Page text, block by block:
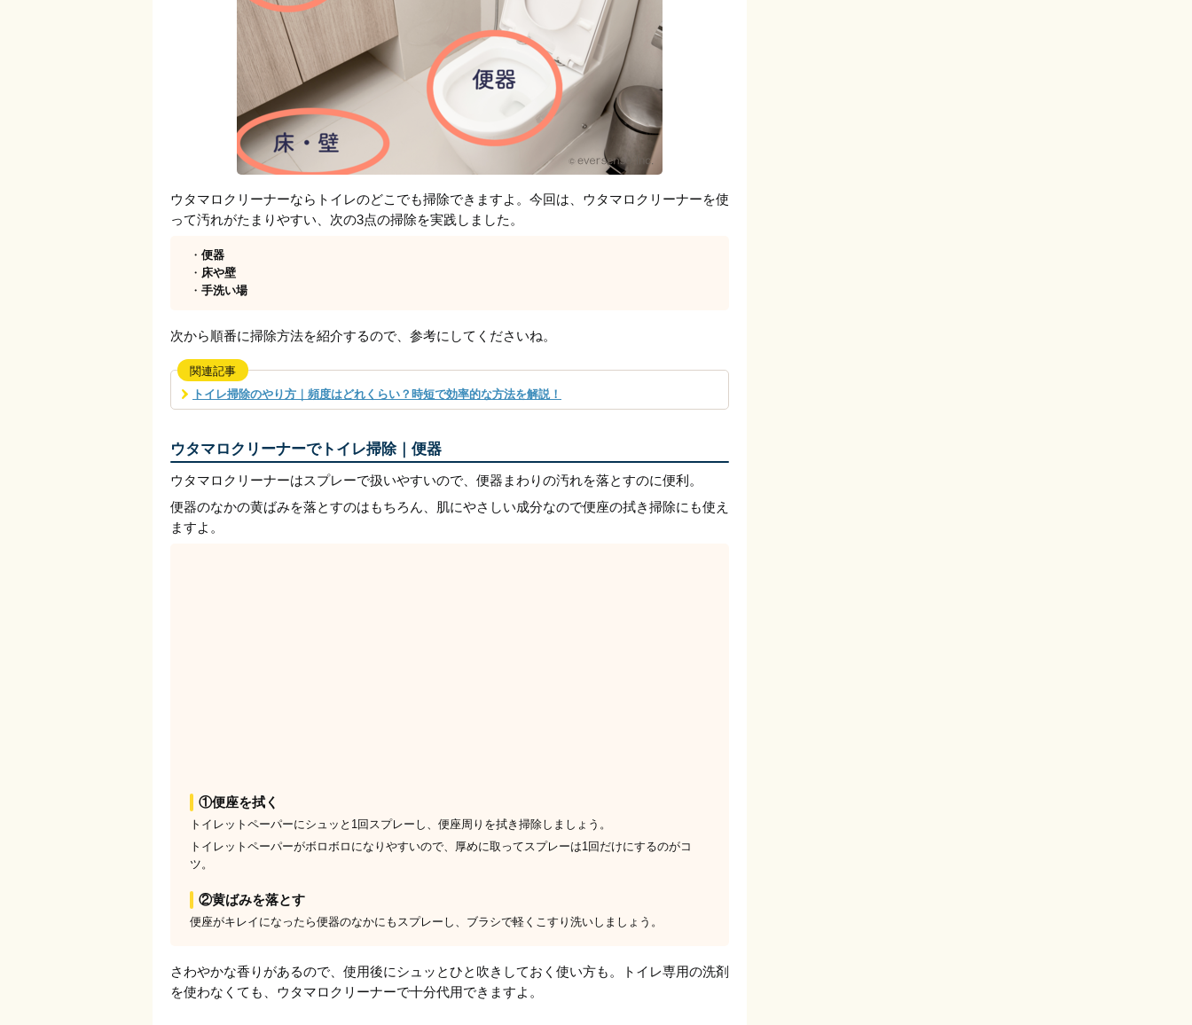
ウタマロクリーナーならトイレのどこでも掃除できますよ。今回は、ウタマロクリーナーを使
って汚れがたまりやすい、次の3点の掃除を実践しました。
・ 便器
・ 床や壁
・ 手洗い場
次から順番に掃除方法を紹介するので、参考にしてくださいね。
関連記事
トイレ掃除のやり方｜頻度はどれくらい？時短で効率的な方法を解説！
ウタマロクリーナーでトイレ掃除｜便器
ウタマロクリーナーはスプレーで扱いやすいので、便器まわりの汚れを落とすのに便利。
便器のなかの黄ばみを落とすのはもちろん、肌にやさしい成分なので便座の拭き掃除にも使え
ますよ。
①便座を拭く
トイレットペーパーにシュッと1回スプレーし、便座周りを拭き掃除しましょう。
トイレットペーパーがボロボロになりやすいので、厚めに取ってスプレーは1回だけにするのがコ
ツ。
②黄ばみを落とす
便座がキレイになったら便器のなかにもスプレーし、ブラシで軽くこすり洗いしましょう。
さわやかな香りがあるので、使用後にシュッとひと吹きしておく使い方も。トイレ専用の洗剤
を使わなくても、ウタマロクリーナーで十分代用できますよ。